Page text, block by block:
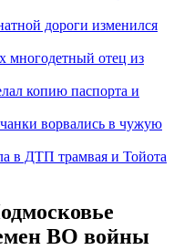
дороги изменился
многодетный отец из
копию паспорта и
ворвались в чужую
в ДТП трамвая и Тойота
ВО войны